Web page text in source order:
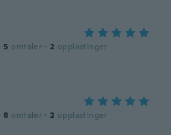
· 5 omtaler · 2 opplastinger
· 8 omtaler · 2 opplastinger